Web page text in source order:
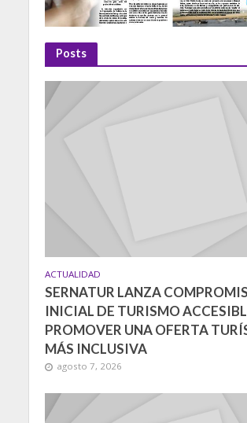
Posts
ACTUALIDAD
SERNATUR LANZA
INICIAL DE TURISMO
PROMOVER UNA OFERTA
MÁS INCLUSIVA
agosto 7, 2026